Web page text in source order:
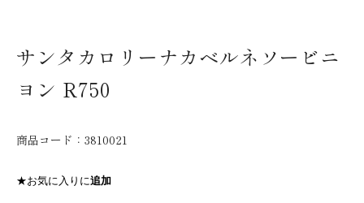
サンタカロリーナカベルネソービニ
ヨン R750
商品コード： 3810021
★お気に入りに追加